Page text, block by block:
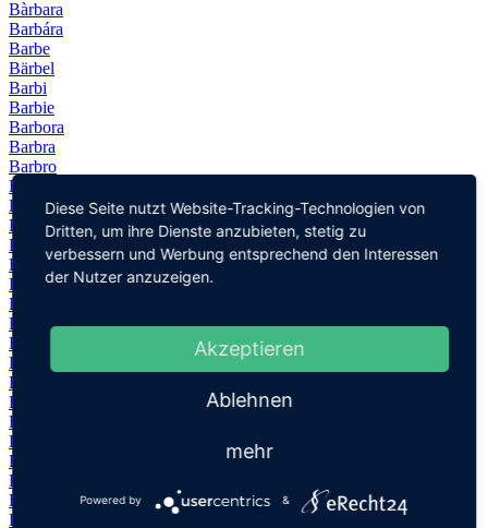
Bàrbara
Barbára
Barbe
Bärbel
Barbi
Barbie
Barbora
Barbra
Barbro
Barend
Baria
Barış
Barnaba
Barnabas
Barnabás
Barnabáš
Barnabé
Barnaby
Barney
Baron
Barra
Barron
Barry
Bart
Bartek
Bartel
Bartemius
Diese Seite nutzt Website-Tracking-Technologien von
Dritten, um ihre Dienste anzubieten, stetig zu
verbessern und Werbung entsprechend den Interessen
der Nutzer anzuzeigen.
Akzeptieren
Ablehnen
mehr
Powered by &